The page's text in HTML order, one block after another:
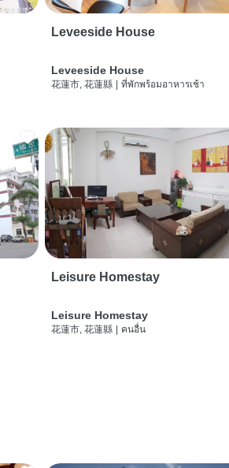
Leveeside House
Leveeside House
花蓮市, 花蓮縣 | ที่พักพร้อมอาหารเช้า
Leisure Homestay
Leisure Homestay
花蓮市, 花蓮縣 คนอื่น